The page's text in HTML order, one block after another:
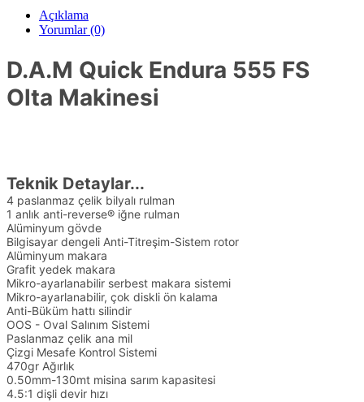
Açıklama
Yorumlar (0)
D.A.M Quick Endura 555 FS
Olta Makinesi
Teknik Detaylar...
4 paslanmaz çelik bilyalı rulman
1 anlık anti-reverse® iğne rulman
Alüminyum gövde
Bilgisayar dengeli Anti-Titreşim-Sistem rotor
Alüminyum makara
Grafit yedek makara
Mikro-ayarlanabilir serbest makara sistemi
Mikro-ayarlanabilir, çok diskli ön kalama
Anti-Büküm hattı silindir
OOS - Oval Salınım Sistemi
Paslanmaz çelik ana mil
Çizgi Mesafe Kontrol Sistemi
470gr Ağırlık
0.50mm-130mt misina sarım kapasitesi
4.5:1 dişli devir hızı